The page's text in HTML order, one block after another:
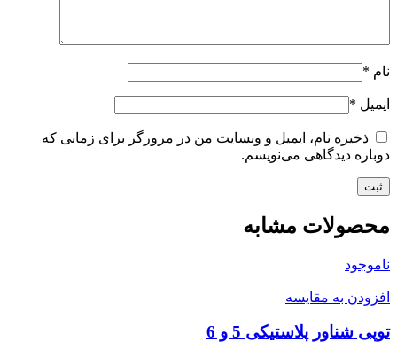
نام *
ایمیل *
ذخیره نام، ایمیل و وبسایت من در مرورگر برای زمانی که
دوباره دیدگاهی می‌نویسم.
محصولات مشابه
ناموجود
افزودن به مقایسه
توپی شناور پلاستیکی 5 و 6